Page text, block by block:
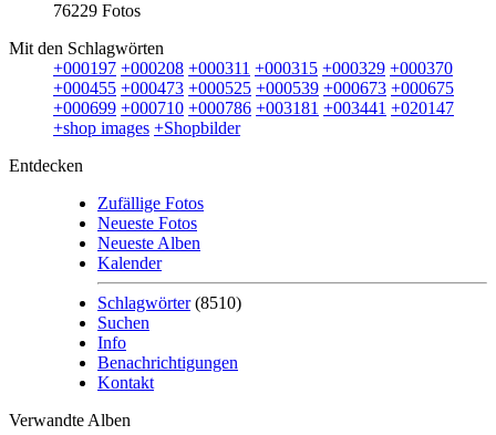
76229 Fotos
Mit den Schlagwörten
+000197 +000208 +000311 +000315 +000329 +000370
+000455 +000473 +000525 +000539 +000673 +000675
+000699 +000710 +000786 +003181 +003441 +020147
+shop images +Shopbilder
Entdecken
Zufällige Fotos
Neueste Fotos
Neueste Alben
Kalender
Schlagwörter(8510)
Suchen
Info
Benachrichtigungen
Kontakt
Verwandte Alben